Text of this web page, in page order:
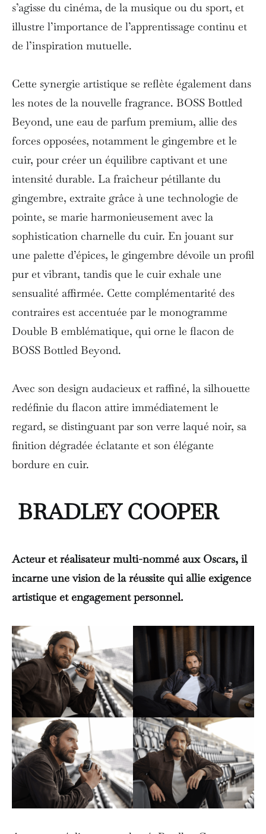
s’agisse du cinéma, de la musique ou du sport, et
illustre l’importance de l’apprentissage continu et
de l’inspiration mutuelle.
Cette synergie artistique se reflète également dans
les notes de la nouvelle fragrance. BOSS Bottled
Beyond, une eau de parfum premium, allie des
forces opposées, notamment le gingembre et le
cuir, pour créer un équilibre captivant et une
intensité durable. La fraîcheur pétillante du
gingembre, extraite grâce à une technologie de
pointe, se marie harmonieusement avec la
sophistication charnelle du cuir. En jouant sur
une palette d’épices, le gingembre dévoile un profil
pur et vibrant, tandis que le cuir exhale une
sensualité affirmée. Cette complémentarité des
contraires est accentuée par le monogramme
Double B emblématique, qui orne le flacon de
BOSS Bottled Beyond.
Avec son design audacieux et raffiné, la silhouette
redéfinie du flacon attire immédiatement le
regard, se distinguant par son verre laqué noir, sa
finition dégradée éclatante et son élégante
bordure en cuir.
BRADLEY COOPER
Acteur et réalisateur multi-nommé aux Oscars, il
incarne une vision de la réussite qui allie exigence
artistique et engagement personnel.